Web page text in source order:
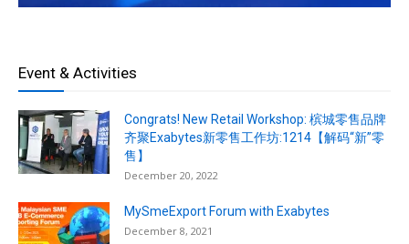
Event & Activities
Congrats! New Retail Workshop: 槟城零售品牌
齐聚Exabytes新零售工作坊:1214【解码“新”零
售】
December 20, 2022
MySmeExport Forum with Exabytes
December 8, 2021